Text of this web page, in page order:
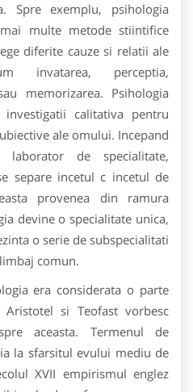
Spre exemplu, psihologia
multe metode stiintifice
diferite cauze si relatii ale
invatarea, perceptia,
memorizarea. Psihologia
calitativa pentru
ale omului. Incepand
de specialitate,
separe incetul c incetul de
provenea din ramura
devine o specialitate unica,
o serie de subspecialitati
comun.
era considerata o parte
si Teofast vorbesc
aceasta. Termenul de
la sfarsitul evului mediu de
XVII empirismul englez